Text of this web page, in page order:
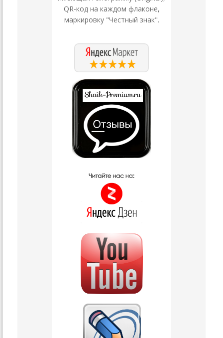
QR-код на каждом флаконе,
маркировку "Честный знак".